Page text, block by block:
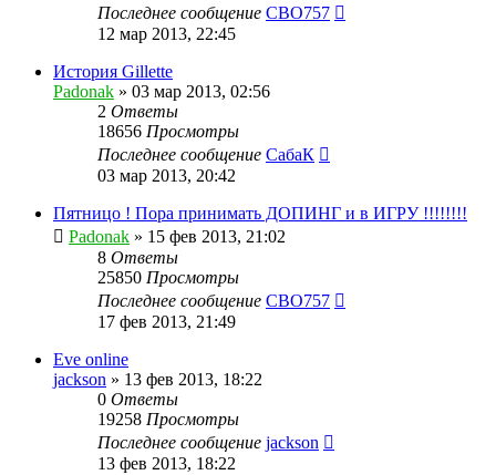
Последнее сообщение CBO757
12 мар 2013, 22:45
История Gillette
Padonak » 03 мар 2013, 02:56
2 Ответы
18656 Просмотры
Последнее сообщение СабаК
03 мар 2013, 20:42
Пятницо ! Пора принимать ДОПИНГ и в ИГРУ !!!!!!!!
Padonak » 15 фев 2013, 21:02
8 Ответы
25850 Просмотры
Последнее сообщение CBO757
17 фев 2013, 21:49
Eve online
jackson » 13 фев 2013, 18:22
0 Ответы
19258 Просмотры
Последнее сообщение jackson
13 фев 2013, 18:22